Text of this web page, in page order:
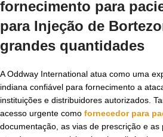
fornecimento para
para Injeção de
grandes quantidades
A Oddway International atua como uma
indiana confiável para fornecimento a
instituições e distribuidores autorizados.
acesso urgente como fornecedor para
documentação, as vias de prescrição e